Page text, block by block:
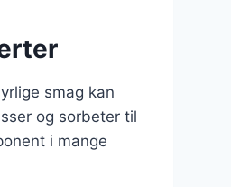
smag kan
og sorbeter til
i mange